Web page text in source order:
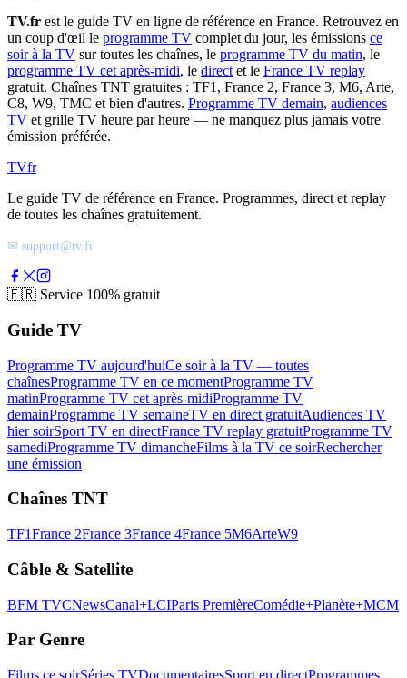
TV.fr est le guide TV en ligne de référence en France. Retrouvez en
un coup d'œil le programme TV complet du jour, les émissions ce
soir à la TV sur toutes les chaînes, le programme TV du matin, le
programme TV cet après-midi, le direct et le France TV replay
gratuit. Chaînes TNT gratuites : TF1, France 2, France 3, M6, Arte,
C8, W9, TMC et bien d'autres. Programme TV demain, audiences
TV et grille TV heure par heure — ne manquez plus jamais votre
émission préférée.
TVfr
Le guide TV de référence en France. Programmes, direct et replay
de toutes les chaînes gratuitement.
✉ support@tv.fr
🇫🇷 Service 100% gratuit
Guide TV
Programme TV aujourd'huiCe soir à la TV — toutes
chaînesProgramme TV en ce momentProgramme TV
matinProgramme TV cet après-midiProgramme TV
demainProgramme TV semaineTV en direct gratuitAudiences TV
hier soirSport TV en directFrance TV replay gratuitProgramme TV
samediProgramme TV dimancheFilms à la TV ce soirRechercher
une émission
Chaînes TNT
TF1France 2France 3France 4France 5M6ArteW9
Câble & Satellite
BFM TVCNewsCanal+LCIParis PremièreComédie+Planète+MCM
Par Genre
Films ce soirSéries TVDocumentairesSport en directProgrammes